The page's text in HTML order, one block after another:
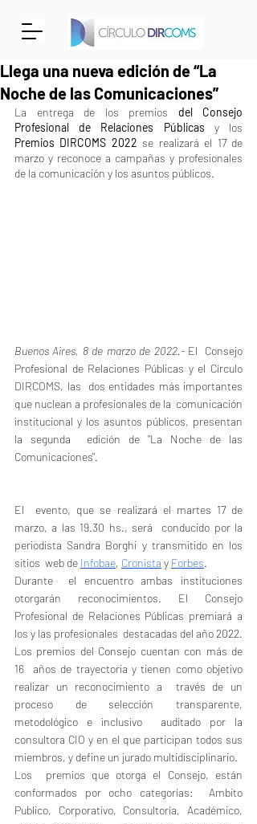
Llega una nueva edición de “La
Noche de las Comunicaciones”
La entrega de los premios del Consejo
Profesional de Relaciones Públicas
Premios DIRCOMS 2022 se realizará el 17 de
marzo y reconoce a campañas y profesionales
de la comunicación y los asuntos públicos.
Buenos Aires, 8 de marzo de 2022.- El  Consejo
Profesional de Relaciones Públicas y el Círculo
DIRCOMS, las  dos entidades más importantes
que nuclean a profesionales de la  comunicación
institucional y los asuntos públicos, presentan
la segunda  edición de "La Noche de las
Comunicaciones".
El  evento, que se realizará el martes 17 de
marzo, a las 19.30 hs., será  conducido por la
periodista Sandra Borghi y transmitido en los
sitios  web de Infobae, Cronista y Forbes.
Durante  el encuentro ambas instituciones
otorgarán reconocimientos. El Consejo
Profesional de Relaciones Públicas premiará a
los y las profesionales  destacadas del año 2022.
Los premios del Consejo cuentan con más de
16  años de trayectoria y tienen como objetivo
realizar un reconocimiento a  través de un
proceso de selección transparente,
metodológico e inclusivo  auditado por la
consultora CIO y en el que participan todos sus
miembros, y define un jurado multidisciplinario.
Los  premios que otorga el Consejo, están
conformados por ocho categorías:  Ambito
Publico, Corporativo, Consultoría, Académico,